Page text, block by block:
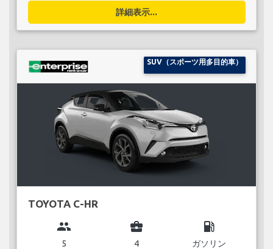
詳細表示...
SUV（スポーツ用多目的車）
TOYOTA C-HR
group
5
business_center
4
local_gas_station
ガソリン